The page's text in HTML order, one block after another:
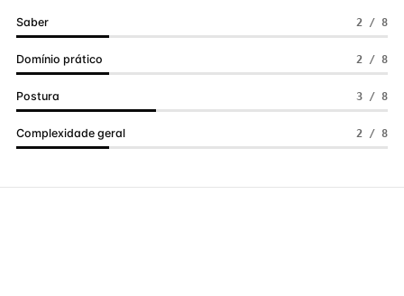
Saber 2 / 8
Domínio prático 2 / 8
Postura 3 / 8
Complexidade geral 2 / 8